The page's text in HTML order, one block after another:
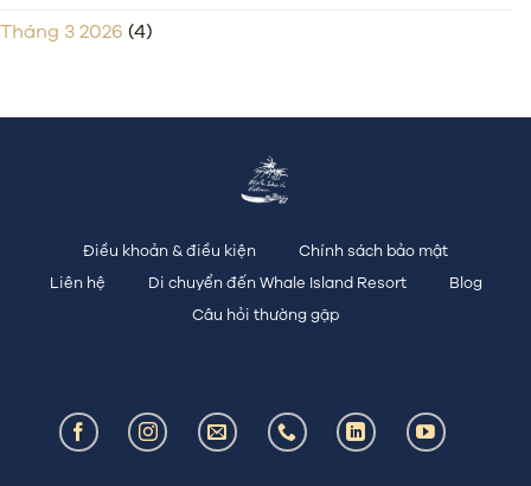
Tháng 3 2026 (4)
Điều khoản & điều kiện
Chính sách bảo mật
Liên hệ
Di chuyển đến Whale Island Resort
Blog
Câu hỏi thường gặp